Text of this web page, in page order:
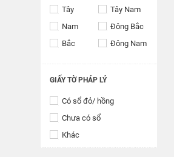
Tây
Tây Nam
Nam
Đông Bắc
Bắc
Đông Nam
GIẤY TỜ PHÁP LÝ
Có sổ đỏ/ hồng
Chưa có sổ
Khác